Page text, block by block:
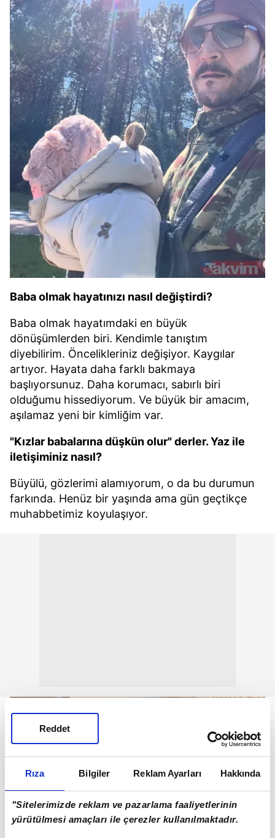
Rıza Bilgiler Reklam Ayarları Hakkında
"Sitelerimizde reklam ve pazarlama faaliyetlerinin
yürütülmesi amaçları ile çerezler kullanılmaktadır.
Reddet
Baba olmak hayatınızı nasıl değiştirdi?
Baba olmak hayatımdaki en büyük
dönüşümlerden biri. Kendimle tanıştım
diyebilirim. Öncelikleriniz değişiyor. Kaygılar
artıyor. Hayata daha farklı bakmaya
başlıyorsunuz. Daha korumacı, sabırlı biri
olduğumu hissediyorum. Ve büyük bir amacım,
aşılamaz yeni bir kimliğim var.
"Kızlar babalarına düşkün olur" derler. Yaz ile
iletişiminiz nasıl?
Büyülü, gözlerimi alamıyorum, o da bu durumun
farkında. Henüz bir yaşında ama gün geçtikçe
muhabbetimiz koyulaşıyor.